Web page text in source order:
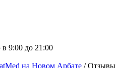
9:00 до 21:00
на Новом Арбате /Отзывы